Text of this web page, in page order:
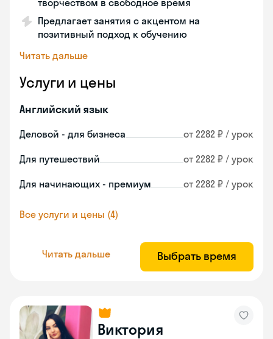
творчеством в свободное время
Предлагает занятия с акцентом на
позитивный подход к обучению
Читать дальше
Услуги и цены
Английский язык
Деловой - для бизнеса от 2282 ₽ / урок
Для путешествий от 2282 ₽ / урок
Для начинающих - премиум от 2282 ₽ / урок
Все услуги и цены (4)
Читать дальше Выбрать время
Виктория